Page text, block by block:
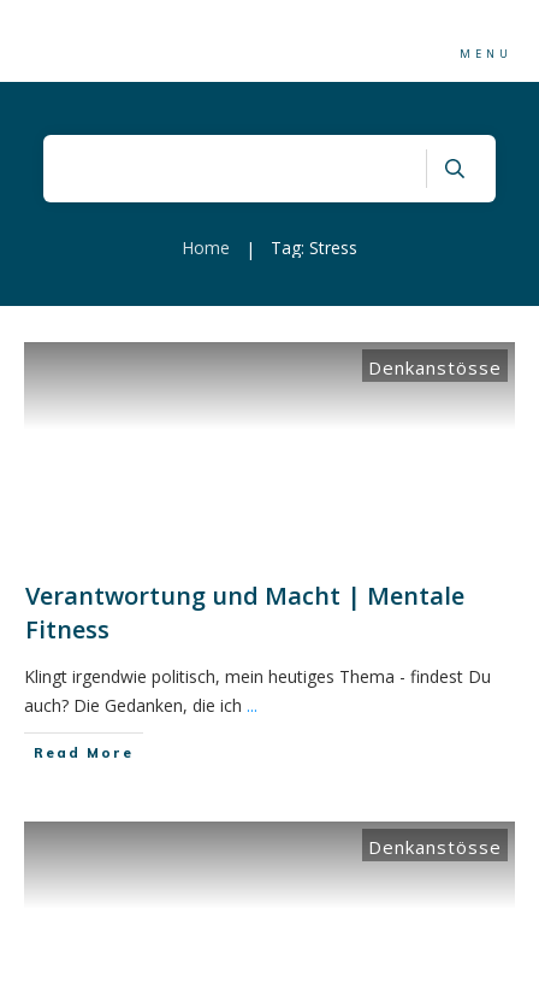
MENU
Home | Tag: Stress
Denkanstösse
Verantwortung und Macht | Mentale
Fitness
Klingt irgendwie politisch, mein heutiges Thema - findest Du
auch? Die Gedanken, die ich ...
​Read More
Denkanstösse